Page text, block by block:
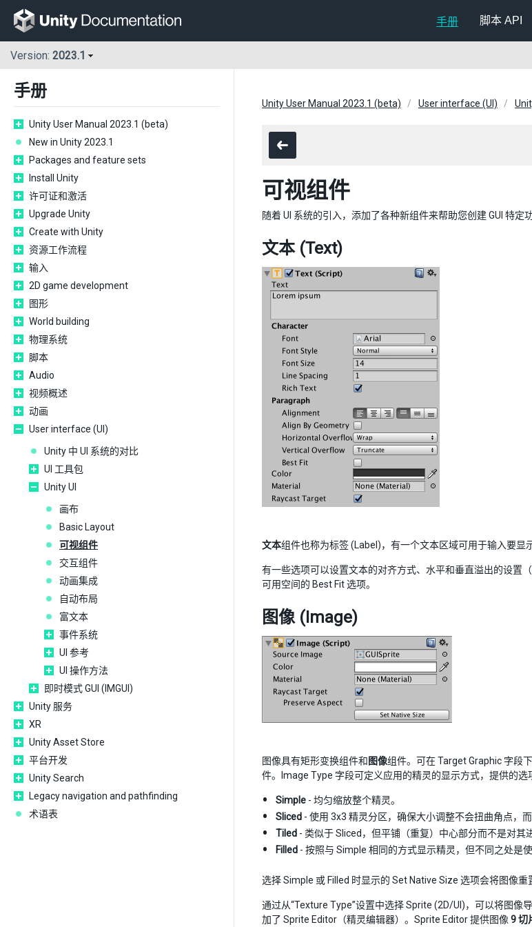
手册 脚本 API
Version: 2023.1
手册
Unity User Manual 2023.1 (beta)
New in Unity 2023.1
Packages and feature sets
Install Unity
许可证和激活
Upgrade Unity
Create with Unity
资源工作流程
输入
2D game development
图形
World building
物理系统
脚本
Audio
视频概述
动画
User interface (UI)
Unity 中 UI 系统的对比
UI 工具包
Unity UI
画布
Basic Layout
可视组件
交互组件
动画集成
自动布局
富文本
事件系统
UI 参考
UI 操作方法
即时模式 GUI (IMGUI)
Unity 服务
XR
Unity Asset Store
平台开发
Unity Search
Legacy navigation and pathfinding
术语表
Unity User Manual 2023.1 (beta) User interface (UI)
可视组件
随着 UI 系统的引入，添加了各种新组件来帮助您创建 GUI 特定
文本 (Text)
文本组件也称为标签 (Label)，有一个文本区域可用于输入要显
有一些选项可以设置文本的对齐方式、水平和垂直溢出的设置
可用空间的 Best Fit 选项。
图像 (Image)
图像具有矩形变换组件和图像组件。可在 Target Graphic 字段
件。Image Type 字段可定义应用的精灵的显示方式，提供的选
Simple - 均匀缩放整个精灵。
Sliced - 使用 3x3 精灵分区，确保大小调整不会扭曲角点，
Tiled - 类似于 Sliced，但平铺（重复）中心部分而不是对其
Filled - 按照与 Simple 相同的方式显示精灵，但不同之处是
选择 Simple 或 Filled 时显示的 Set Native Size 选项会将图像重
通过从“Texture Type”设置中选择 Sprite (2D/UI)，可以将图像
加了 Sprite Editor（精灵编辑器）。Sprite Editor 提供图像 9 切